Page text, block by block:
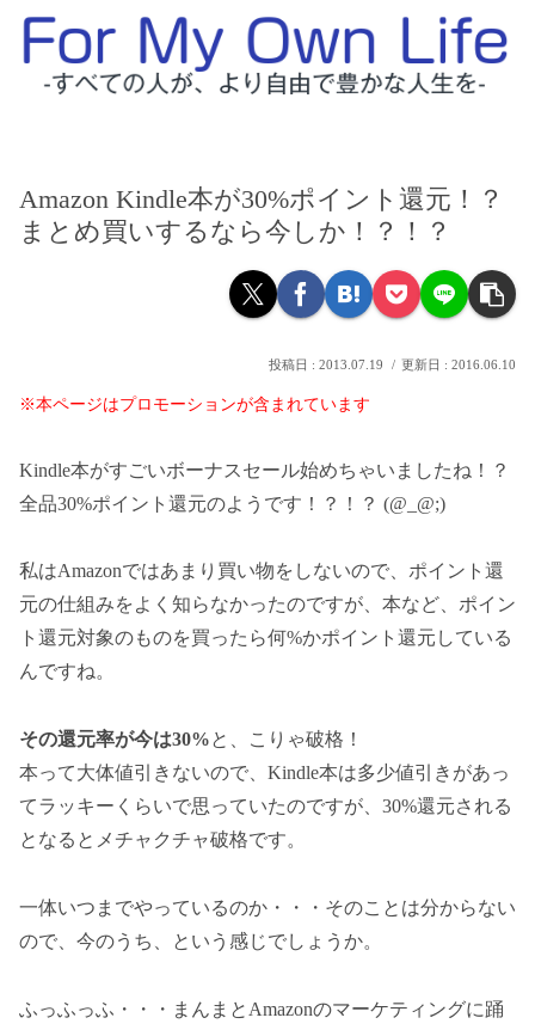
Amazon Kindle本が30%ポイント還元！？
まとめ買いするなら今しか！？！？
2013.07.19 2016.06.10
※本ページはプロモーションが含まれています
Kindle本がすごいボーナスセール始めちゃいましたね！？
全品30%ポイント還元のようです！？！？ (@_@;)
私はAmazonではあまり買い物をしないので、ポイント還
元の仕組みをよく知らなかったのですが、本など、ポイン
ト還元対象のものを買ったら何%かポイント還元している
んですね。
その還元率が今は30%と、こりゃ破格！
本って大体値引きないので、Kindle本は多少値引きがあっ
てラッキーくらいで思っていたのですが、30%還元される
となるとメチャクチャ破格です。
一体いつまでやっているのか・・・そのことは分からない
ので、今のうち、という感じでしょうか。
ふっふっふ・・・まんまとAmazonのマーケティングに踊